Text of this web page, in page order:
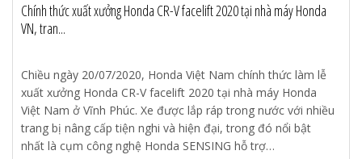
Chính thức xuất xưởng Honda CR-V facelift 2020 tại nhà máy Honda
VN, tran...
Chiều ngày 20/07/2020, Honda Việt Nam chính thức làm lễ
xuất xưởng Honda CR-V facelift 2020 tại nhà máy Honda
Việt Nam ở Vĩnh Phúc. Xe được lắp ráp trong nước với nhiều
trang bị nâng cấp tiện nghi và hiện đại, trong đó nổi bật
nhất là cụm công nghệ Honda SENSING hỗ trợ…